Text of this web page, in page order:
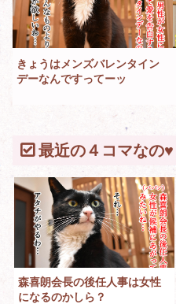
きょうはメンズバレンタイン
デーなんですってーッ
最近の４コマなの♥
森喜朗会長の後任人事は女性
になるのかしら？